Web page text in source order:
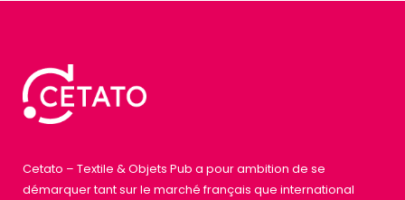
Cetato – Textile & Objets Pub a pour ambition de se
démarquer tant sur le marché français que international